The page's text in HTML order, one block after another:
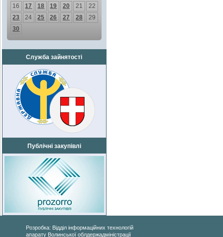
16
17 18 19 20 21
22
23
24 25 26 27 28
29
30
Служба зайнятості
Публічні закупівлі
Розробка: Відділ інформаційних технологій
апарату Волинської облдержадміністрації